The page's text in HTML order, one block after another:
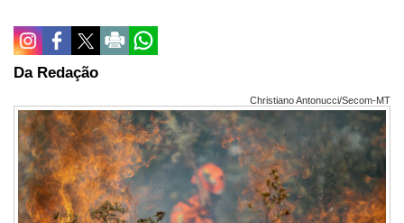
Da Redação
Christiano Antonucci/Secom-MT